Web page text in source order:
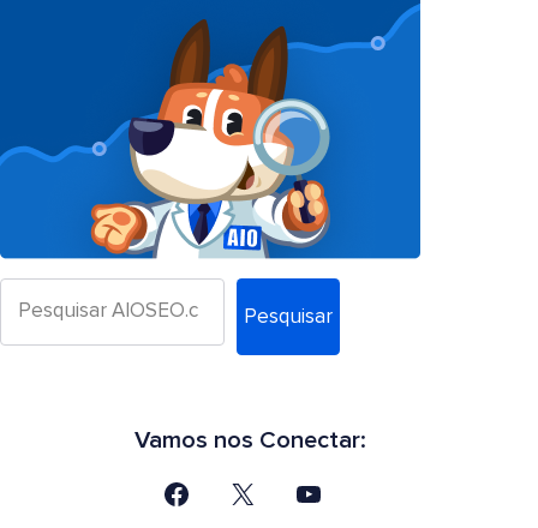
Pesquisar
Vamos nos Conectar: